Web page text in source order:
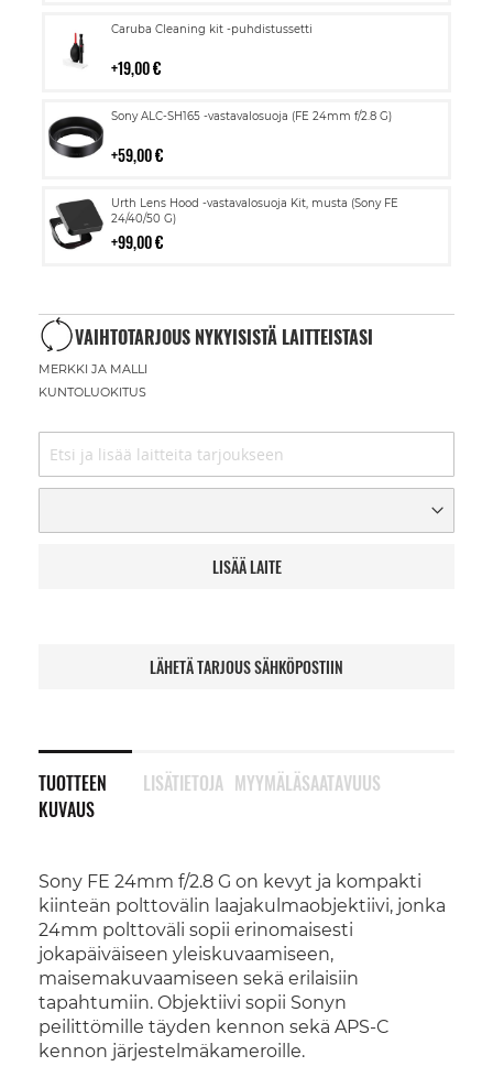
Caruba Cleaning kit -puhdistussetti
19,00 €
Lisää
Sony ALC-SH165 -vastavalosuoja (FE 24mm f/2.8 G)
59,00 €
Lisää
Urth Lens Hood -vastavalosuoja Kit, musta (Sony FE
24/40/50 G)
99,00 €
Lisää
ostoskoriin
VAIHTOTARJOUS NYKYISISTÄ LAITTEISTASI
MERKKI JA MALLI
KUNTOLUOKITUS
LISÄÄ LAITE
LÄHETÄ TARJOUS SÄHKÖPOSTIIN
TUOTTEEN
KUVAUS
Sony FE 24mm f/2.8 G on kevyt ja kompakti
kiinteän polttovälin laajakulmaobjektiivi, jonka
24mm polttoväli sopii erinomaisesti
jokapäiväiseen yleiskuvaamiseen,
maisemakuvaamiseen sekä erilaisiin
tapahtumiin. Objektiivi sopii Sonyn
peilittömille täyden kennon sekä APS-C
kennon järjestelmäkameroille.
LISÄTIETOJA MYYMÄLÄSAATAVUUS